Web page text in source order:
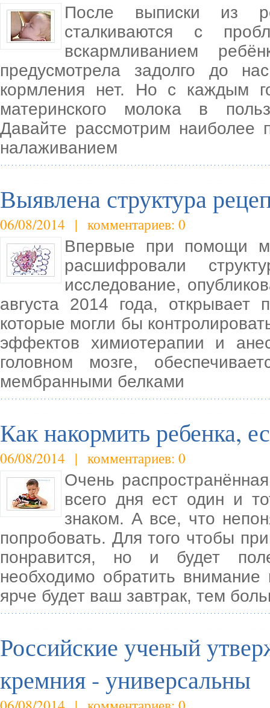
После выписки из
сталкиваются с
вскармливанием
предусмотрела задолго до
кормления нет. Но с каждым
материнского молока в
Давайте рассмотрим наиболее
налаживанием
Выявлена структура
06/08/2014 | комментариев: 0
Впервые при помощи
расшифровали
исследование,
августа 2014 года, открывает
которые могли бы
эффектов химиотерапии и
головном мозге,
мембранными белками
Как накормить ребенка,
06/08/2014 | комментариев: 0
Очень
всего дня ест один и
знаком. А все, что
попробовать. Для того чтобы
понравится, но и будет
необходимо обратить
ярче будет ваш завтрак, тем
Российские ученый
кремния - универсальны